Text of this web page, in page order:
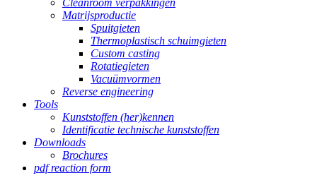
Cleanroom verpakkingen
Matrijsproductie
Spuitgieten
Thermoplastisch schuimgieten
Custom casting
Rotatiegieten
Vacuümvormen
Reverse engineering
Tools
Kunststoffen (her)kennen
Identificatie technische kunststoffen
Downloads
Brochures
pdf reaction form